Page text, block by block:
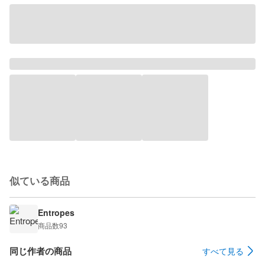
似ている商品
Entropes
商品数93
同じ作者の商品 すべて見る